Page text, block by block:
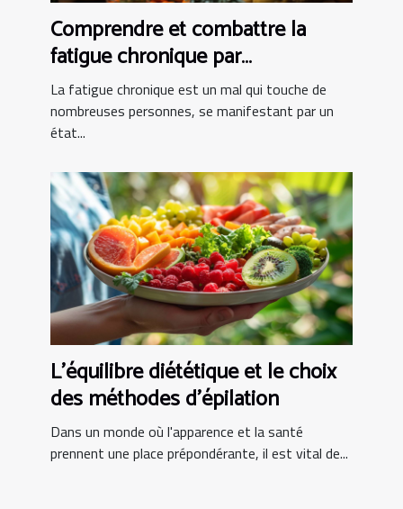
Comprendre et combattre la
fatigue chronique par
l'alimentation
La fatigue chronique est un mal qui touche de
nombreuses personnes, se manifestant par un
état...
L'équilibre diététique et le choix
des méthodes d'épilation
Dans un monde où l'apparence et la santé
prennent une place prépondérante, il est vital de...